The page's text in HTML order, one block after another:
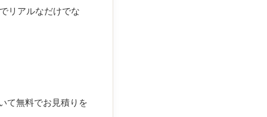
リアルなだけでな
て無料でお見積りを